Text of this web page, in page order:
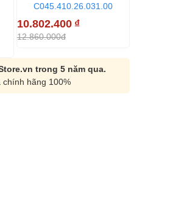
C045.410.26.031.00
10.802.400 ₫
12.860.000đ
trong 5 năm qua.
hãng 100%